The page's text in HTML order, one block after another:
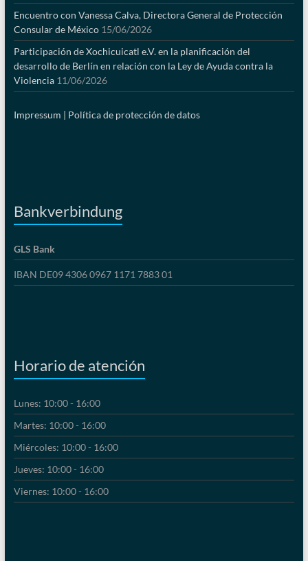
Encuentro con Vanessa Calva, Directora General de Protección
Consular de México 15/06/2026
Participación de Xochicuicatl e.V. en la planificación del
desarrollo de Berlín en relación con la Ley de Ayuda contra la
Violencia 11/06/2026
Impressum | Política de protección de datos
Bankverbindung
GLS Bank
IBAN DE09 4306 0967 1171 7883 01
Horario de atención
Lunes: 10:00 - 16:00
Martes: 10:00 - 16:00
Miércoles: 10:00 - 16:00
Jueves: 10:00 - 16:00
Viernes: 10:00 - 16:00